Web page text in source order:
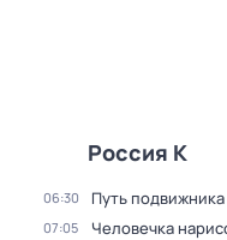
Россия К
06:30 Путь подвижника
07:05 Человечка